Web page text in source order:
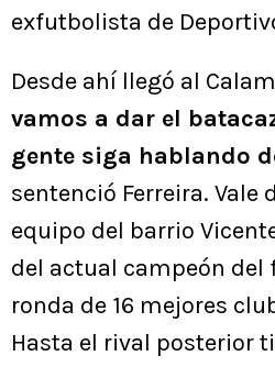
exfutbolista de
Desde ahí llegó al
vamos a dar el
gente siga hablando
sentenció Ferreira. Vale
equipo del barrio
del actual campeón del
ronda de 16 mejores
Hasta el rival posterior